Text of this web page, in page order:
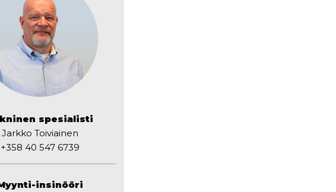
spesialisti
Jarkko Toiviainen
+358 40 547 6739
insinööri